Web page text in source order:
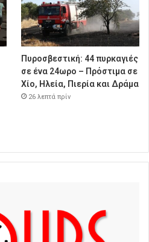
Πυροσβεστική: 44 πυρκαγιές
σε ένα 24ωρο – Πρόστιμα σε
Χίο, Ηλεία, Πιερία και Δράμα
26 λεπτά πρίν